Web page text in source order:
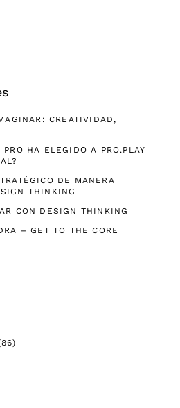
CREATIVIDAD,
PRO HA ELEGIDO A PRO.PLAY
DE MANERA
THINKING
CON DESIGN THINKING
– GET TO THE CORE